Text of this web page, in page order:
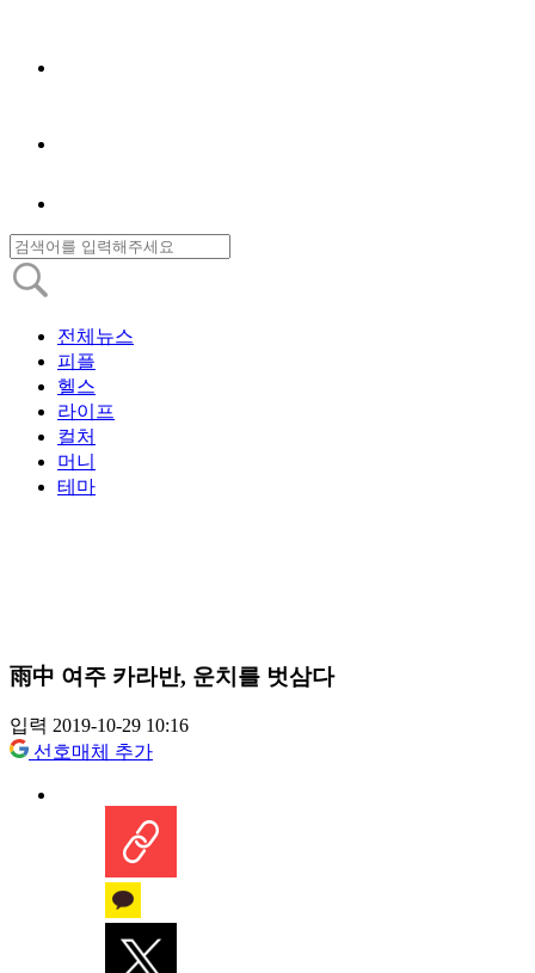
전체뉴스
피플
헬스
라이프
컬처
머니
테마
雨中 여주 카라반, 운치를 벗삼다
입력 2019-10-29 10:16
선호매체 추가